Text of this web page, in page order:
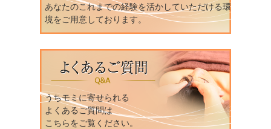
あなたのこれまでの経験を活かしていただける環
境をご用意しております。
うちモミに寄せられる
よくあるご質問は
こちらをご覧ください。